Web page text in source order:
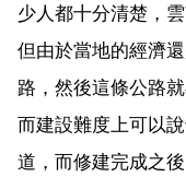
少人都十分清楚，
但由於當地的經濟
路，然後這條公路
而建設難度上可以
道，而修建完成之